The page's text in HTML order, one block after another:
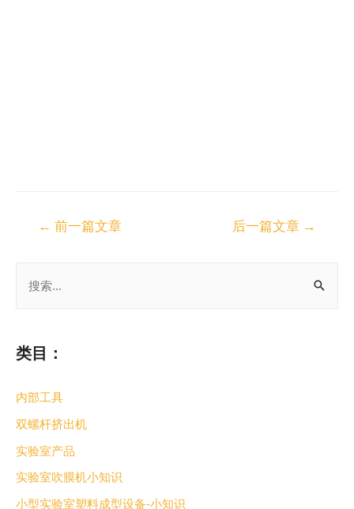
类目：
内部工具
双螺杆挤出机
实验室产品
实验室吹膜机小知识
小型实验室塑料成型设备-小知识
← 前一篇文章 后一篇文章 →